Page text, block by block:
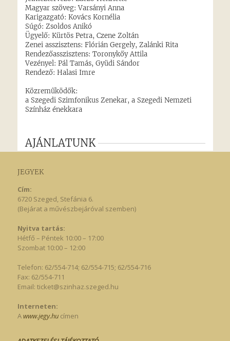
JEGYEK
Cím:
6720 Szeged, Stefánia 6.
(Bejárat a művészbejáróval szemben)
Nyitva tartás:
Hétfő – Péntek 10:00 – 17:00
Szombat 10:00 – 12:00
Telefon: 62/554-714; 62/554-715; 62/554-716
Fax: 62/554-711
Email: ticket@szinhaz.szeged.hu
Interneten:
Awww.jegy.hucímen